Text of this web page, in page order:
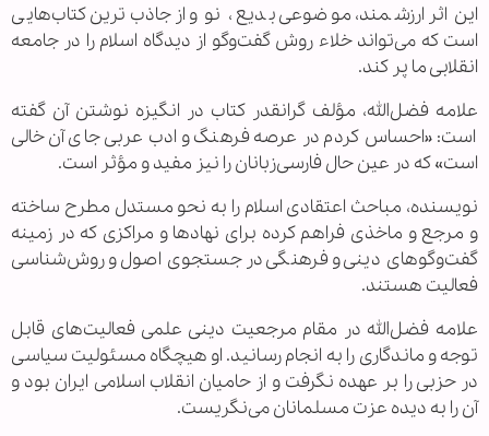
این اثر ارزشمند، موضوعی بدیع، نو و از جاذب‌ترین کتاب‌هایی
است که می‌تواند خلاء روش گفت‌وگو از دیدگاه اسلام را در جامعه
انقلابی ما پر کند.
علامه فضل‌الله، مؤلف گرانقدر کتاب در انگیزه نوشتن آن گفته
است: «احساس کردم در عرصه فرهنگ و ادب عربی جای آن خالی
است» که در عین حال فارسی‌زبانان را نیز مفید و مؤثر است.
نویسنده، مباحث اعتقادی اسلام را به نحو مستدل مطرح ساخته
و مرجع و ماخذی فراهم کرده برای نهادها و مراکزی که در زمینه
گفت‌وگوهای دینی و فرهنگی در جستجوی اصول و روش‌شناسی
فعالیت هستند.
علامه فضل‌الله در مقام مرجعیت دینی علمی فعالیت‌های قابل
توجه و ماندگاری را به انجام رسانید. او هیچگاه مسئولیت سیاسی
در حزبی را بر عهده نگرفت و از حامیان انقلاب اسلامی ایران بود و
آن را به دیده عزت مسلمانان می‌نگریست.